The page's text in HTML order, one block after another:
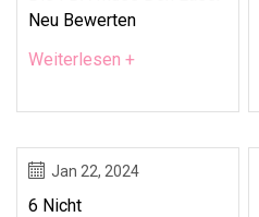
Neu Bewerten
Weiterlesen +
Jan 22, 2024
6 Nicht